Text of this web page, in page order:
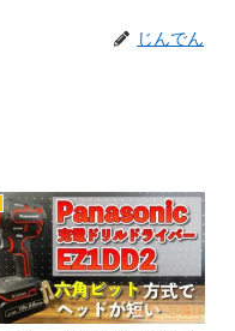
じんでん